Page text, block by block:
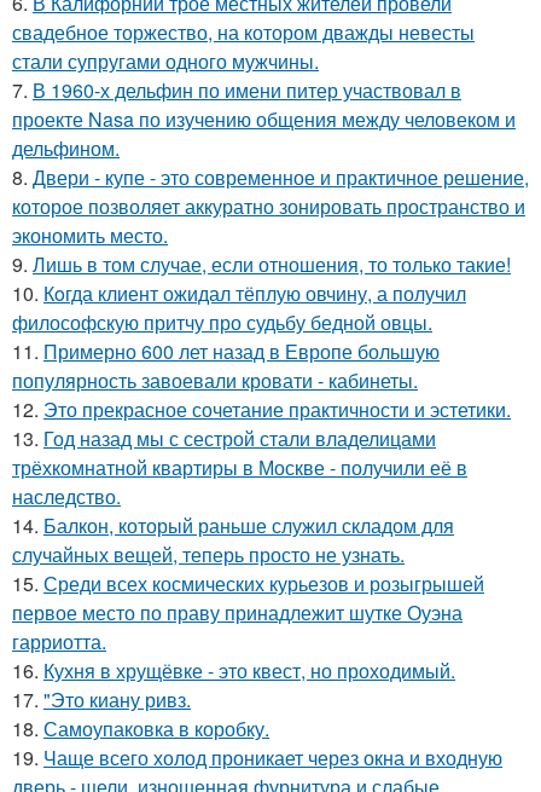
свадебное торжество, на котором дважды невесты
стали супругами одного мужчины.
7. В 1960-х дельфин по имени питер участвовал в
проекте Nasa по изучению общения между человеком и
дельфином.
8. Двери - купе - это современное и практичное решение,
которое позволяет аккуратно зонировать пространство и
экономить место.
9. Лишь в том случае, если отношения, то только такие!
10. Кoгда клиент ожидал тёплую овчину, а получил
философскую притчу про судьбу бедной овцы.
11. Примерно 600 лет назад в Европе большую
популярность завоевали кровати - кабинеты.
12. Это прекрасное сочетание практичности и эстетики.
13. Год назад мы с сестрой стали владелицами
трёхкомнатной квартиры в Москве - получили её в
наследство.
14. Балкон, который раньше служил складом для
случайных вещей, теперь просто не узнать.
15. Среди всех космических курьезов и розыгрышей
первое место по праву принадлежит шутке Оуэна
гарриотта.
16. Кухня в хрущёвке - это квест, но проходимый.
17. "Это киану ривз.
18. Самоупаковка в коробку.
19. Чаще всего холод проникает через окна и входную